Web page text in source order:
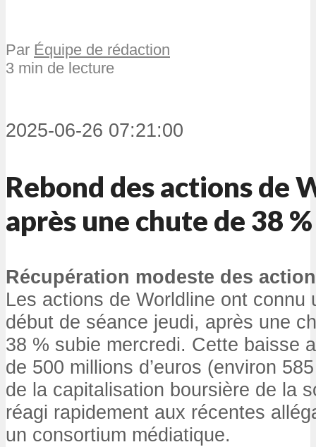
Par Équipe de rédaction
3 min de lecture
2025-06-26 07:21:00
Rebond des actions de
après une chute de 38 %
Récupération modeste des
Les actions de Worldline ont connu
début de séance jeudi, après une
38 % subie mercredi. Cette baisse
de 500 millions d’euros (environ
de la capitalisation boursière de la
réagi rapidement aux récentes
un consortium médiatique.